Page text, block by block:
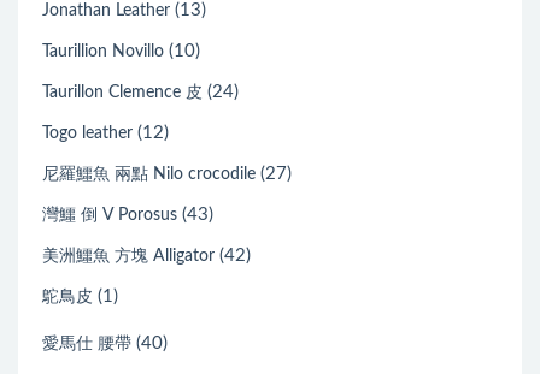
Jonathan Leather (13)
Taurillion Novillo (10)
Taurillon Clemence 皮 (24)
Togo leather (12)
尼羅鱷魚 兩點 Nilo crocodile (27)
灣鱷 倒 V Porosus (43)
美洲鱷魚 方塊 Alligator (42)
鴕鳥皮 (1)
愛馬仕 腰帶 (40)